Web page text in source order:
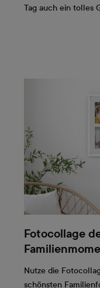
Tag auch ein tolles
Fotocollage
Nutze die
schönsten